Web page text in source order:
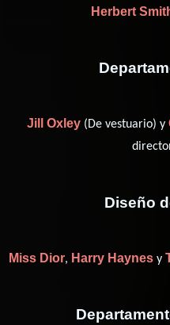
Herbert
Jill Oxley(De vestuario) y
Diseño
Miss Dior, Harry Haynesy